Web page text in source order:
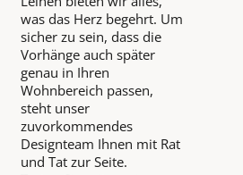
was das Herz begehrt. Um
sicher zu sein, dass die
Vorhänge auch später
genau in Ihren
Wohnbereich passen,
steht unser
zuvorkommendes
Designteam Ihnen mit Rat
und Tat zur Seite.